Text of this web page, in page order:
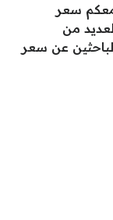
سعر
من
عن سعر